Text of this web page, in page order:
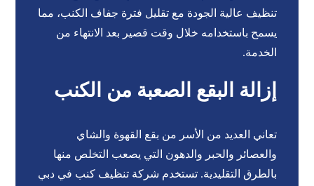
تنظيف عالية الجودة مع تقليل فترة جفاف الكنب، مما
يسمح باستخدامه خلال وقت قصير بعد الانتهاء من
الخدمة.
إزالة البقع الصعبة من الكنب
تعاني العديد من الأسر من بقع القهوة والشاي
والعصائر والحبر والدهون التي يصعب التخلص منها
بالطرق التقليدية. تستخدم شركة تنظيف كنب في دبي